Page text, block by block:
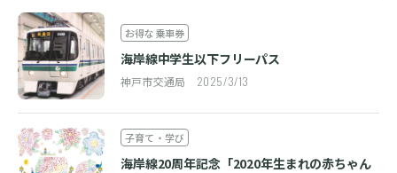
お得な乗車券
海岸線中学生以下フリーパス
神戸市交通局 2025/3/13
子育て・学び
海岸線20周年記念「2020年生まれの赤ちゃん